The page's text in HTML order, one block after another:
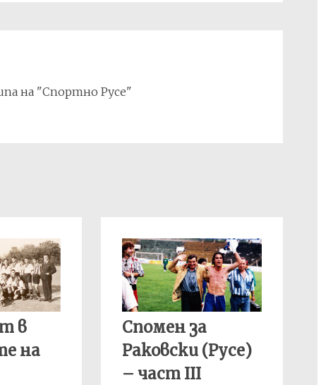
на "Спортно Русе"
в
на
Спомен за
Раковски (Русе)
– част III